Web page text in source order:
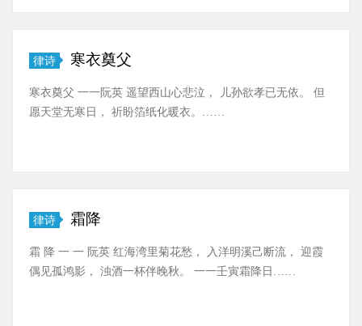
律诗 寒衣奠父
寒衣奠父 一一阮英 遥望西山心悲泣， 儿孙欲孝已无依。 但
愿天堂无寒日， 祈盼箔纸化暖衣。……
律诗 霜降
霜 降 一 一 阮英 红海湾里菊花愁， 入洋明溪己断流， 迎霞
偶见孤鸿影， 浊酒一杯伴晚秋。 一一壬寅霜降日……